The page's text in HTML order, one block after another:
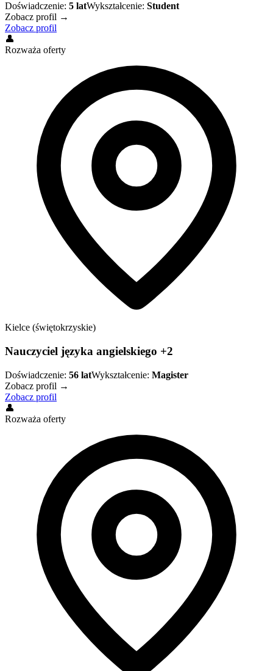
Doświadczenie: 5 latWykształcenie: Student
Zobacz profil →
Zobacz profil
👤
Rozważa oferty
Kielce (świętokrzyskie)
Nauczyciel języka angielskiego +2
Doświadczenie: 56 latWykształcenie: Magister
Zobacz profil →
Zobacz profil
👤
Rozważa oferty